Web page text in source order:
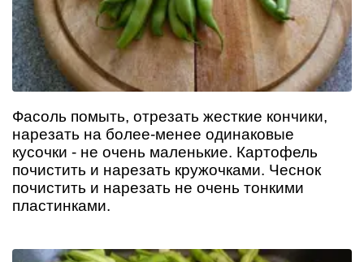
Фасоль помыть, отрезать жесткие кончики,
нарезать на более-менее одинаковые
кусочки - не очень маленькие. Картофель
почистить и нарезать кружочками. Чеснок
почистить и нарезать не очень тонкими
пластинками.